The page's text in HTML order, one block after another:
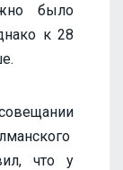
было
к 28
что у